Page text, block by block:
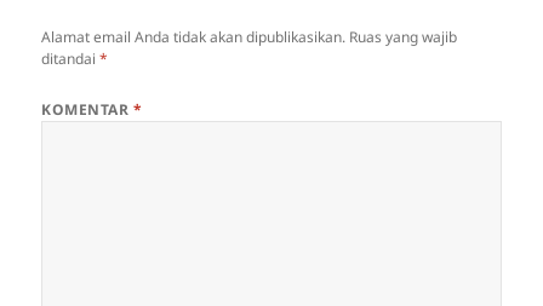
Alamat email Anda tidak akan dipublikasikan. Ruas yang wajib
ditandai*
KOMENTAR *